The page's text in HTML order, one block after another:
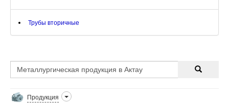
Трубы вторичные
Продукция